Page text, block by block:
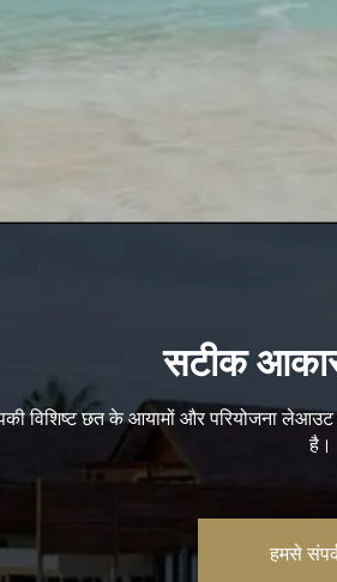
सटीक
विशिष्ट छत के आयामों और परियोजना
है।
हमसे